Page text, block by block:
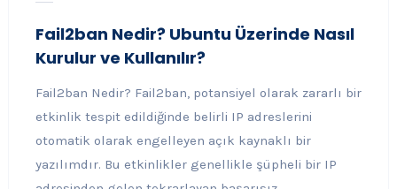
Fail2ban Nedir? Ubuntu Üzerinde Nasıl
Kurulur ve Kullanılır?
Fail2ban Nedir? Fail2ban, potansiyel olarak zararlı bir
etkinlik tespit edildiğinde belirli IP adreslerini
otomatik olarak engelleyen açık kaynaklı bir
yazılımdır. Bu etkinlikler genellikle şüpheli bir IP